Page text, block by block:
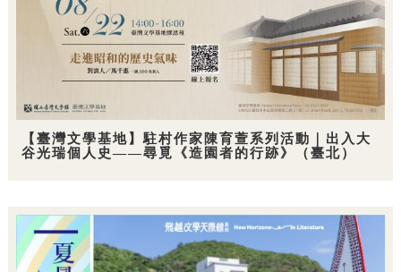
【臺灣文學基地】駐村作家陳育萱系列活動｜出入大
谷光瑞個人史——尋覓《造園者的行跡》（臺北）